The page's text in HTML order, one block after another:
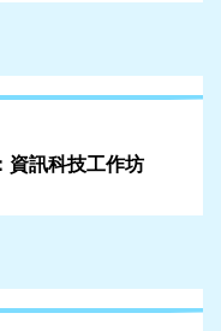
資訊科技工作坊